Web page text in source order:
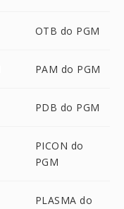
OTB do PGM
PAM do PGM
PDB do PGM
PICON do
PGM
PLASMA do